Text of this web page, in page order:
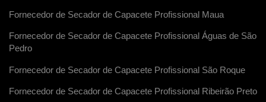
Fornecedor de Secador de Capacete Profissional Maua
Fornecedor de Secador de Capacete Profissional Águas de São
Pedro
Fornecedor de Secador de Capacete Profissional São Roque
Fornecedor de Secador de Capacete Profissional Ribeirão Preto